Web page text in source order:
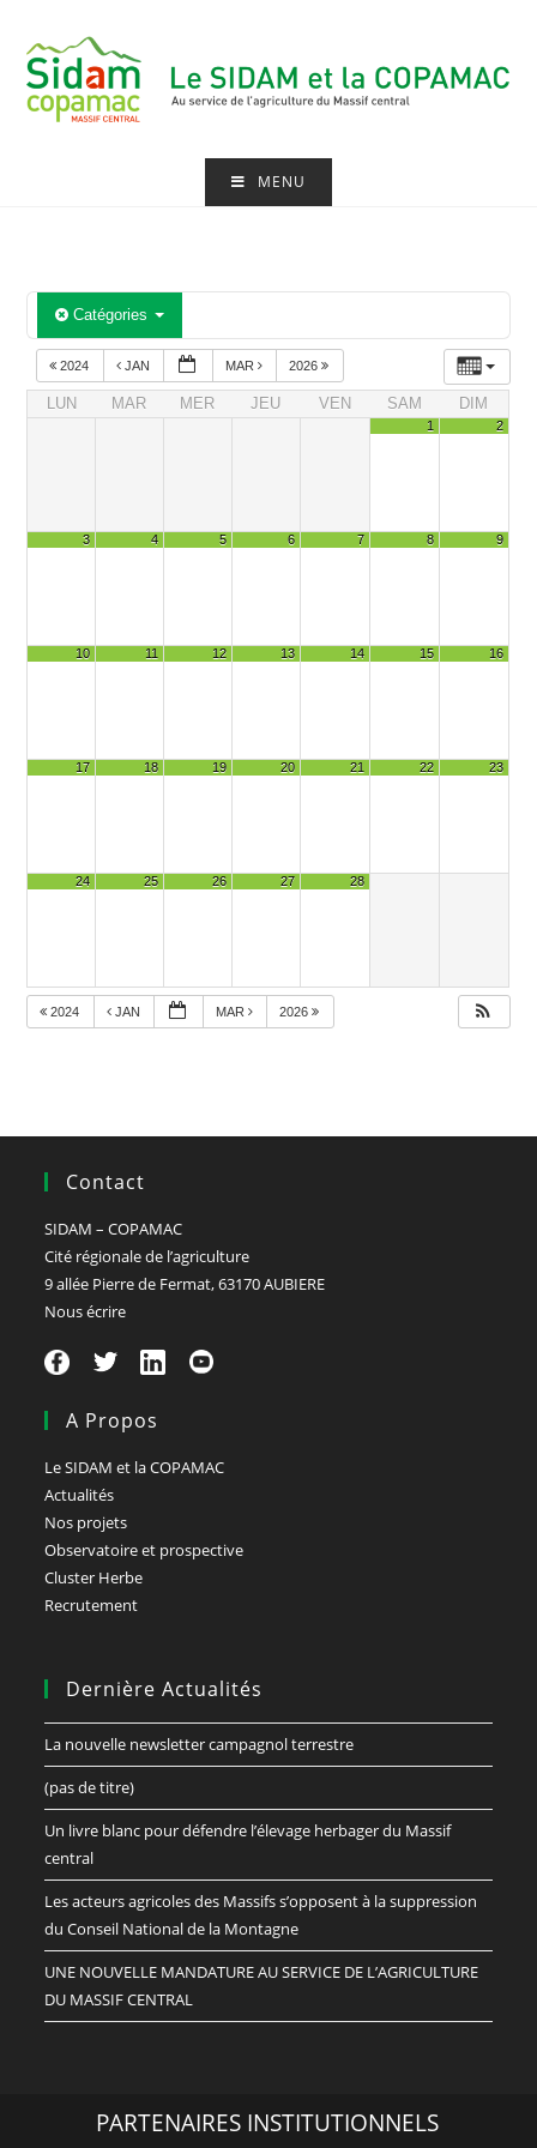
content
MENU
Catégories
2024 JAN MAR 2026
LUN MAR MER JEU VEN SAM DIM
1 2
3 4 5 6 7 8 9
10 11 12 13 14 15 16
17 18 19 20 21 22 23
24 25 26 27 28
2024 JAN MAR 2026
Contact
SIDAM – COPAMAC
Cité régionale de l’agriculture
9 allée Pierre de Fermat, 63170 AUBIERE
Nous écrire
A Propos
Le SIDAM et la COPAMAC
Actualités
Nos projets
Observatoire et prospective
Cluster Herbe
Recrutement
Dernière Actualités
La nouvelle newsletter campagnol terrestre
(pas de titre)
Un livre blanc pour défendre l’élevage herbager du Massif
central
Les acteurs agricoles des Massifs s’opposent à la suppression
du Conseil National de la Montagne
UNE NOUVELLE MANDATURE AU SERVICE DE L’AGRICULTURE
DU MASSIF CENTRAL
PARTENAIRES INSTITUTIONNELS